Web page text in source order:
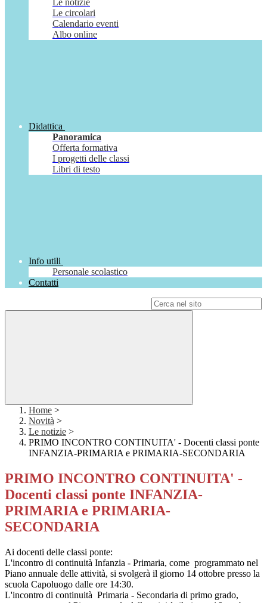
Le notizie
Le circolari
Calendario eventi
Albo online
Didattica
Panoramica
Offerta formativa
I progetti delle classi
Libri di testo
Info utili
Personale scolastico
Contatti
Home >
Novità >
Le notizie >
PRIMO INCONTRO CONTINUITA' - Docenti classi ponte
INFANZIA-PRIMARIA e PRIMARIA-SECONDARIA
PRIMO INCONTRO CONTINUITA' -
Docenti classi ponte INFANZIA-
PRIMARIA e PRIMARIA-
SECONDARIA
Ai docenti delle classi ponte:
L'incontro di continuità Infanzia - Primaria, come programmato nel
Piano annuale delle attività, si svolgerà il giorno 14 ottobre presso la
scuola Capoluogo dalle ore 14:30.
L'incontro di continuità Primaria - Secondaria di primo grado,